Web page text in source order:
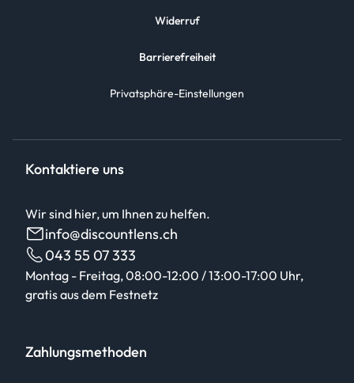
Widerruf
Barrierefreiheit
Privatsphäre-Einstellungen
Kontaktiere uns
Wir sind hier, um Ihnen zu helfen.
info@discountlens.ch
043 55 07 333
Montag - Freitag, 08:00-12:00 / 13:00-17:00 Uhr,
gratis aus dem Festnetz
Zahlungsmethoden